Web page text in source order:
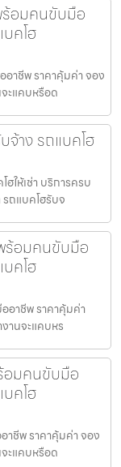
ร้อมคนขับมือ
คโฮ
าชีพ ราคาคุ้มค่า จอง
ะแคบหรือด
จ้าง รถแบคโฮ
ให้เช่า บริการครบ
ถแบคโฮรับจ
ร้อมคนขับมือ
คโฮ
อาชีพ ราคาคุ้มค่า
านจะแคบหร
อมคนขับมือ
คโฮ
าชีพ ราคาคุ้มค่า จอง
ะแคบหรือด